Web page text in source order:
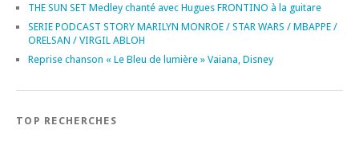
THE SUN SET Medley chanté avec Hugues FRONTINO à la guitare
SERIE PODCAST STORY MARILYN MONROE / STAR WARS / MBAPPE /
ORELSAN / VIRGIL ABLOH
Reprise chanson « Le Bleu de lumière » Vaiana, Disney
TOP RECHERCHES